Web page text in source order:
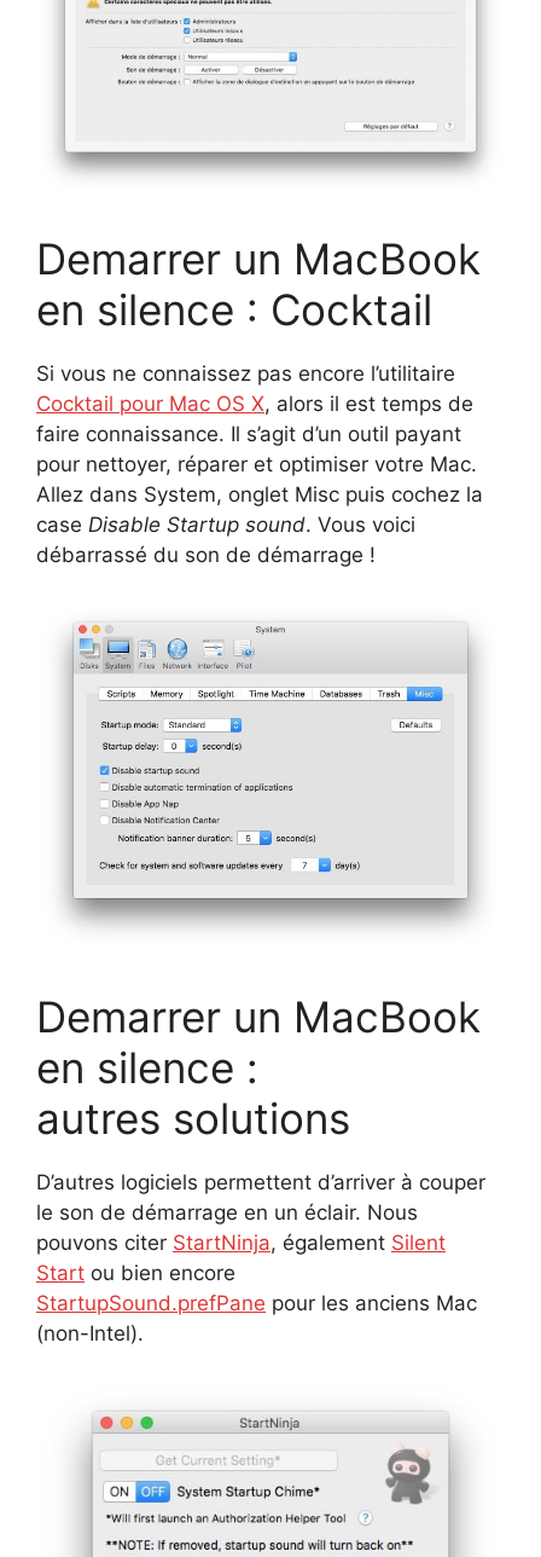
Demarrer un MacBook
en silence : Cocktail
Si vous ne connaissez pas encore l’utilitaire
Cocktail pour Mac OS X, alors il est temps de
faire connaissance. Il s’agit d’un outil payant
pour nettoyer, réparer et optimiser votre Mac.
Allez dans System, onglet Misc puis cochez la
case Disable Startup sound. Vous voici
débarrassé du son de démarrage !
Demarrer un MacBook
en silence :
autres solutions
D’autres logiciels permettent d’arriver à couper
le son de démarrage en un éclair. Nous
pouvons citer StartNinja, également Silent
Start ou bien encore
StartupSound.prefPane pour les anciens Mac
(non-Intel).